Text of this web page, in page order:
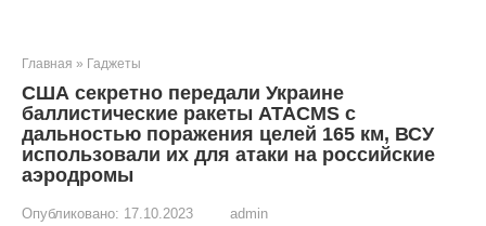
Главная » Гаджеты
США секретно передали Украине
баллистические ракеты ATACMS с
дальностью поражения целей 165 км, ВСУ
использовали их для атаки на российские
аэродромы
Опубликовано: 17.10.2023 admin